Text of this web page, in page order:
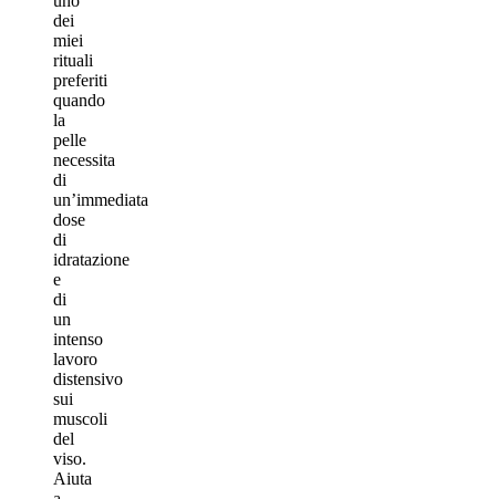
dei
miei
rituali
preferiti
quando
la
pelle
necessita
di
un’immediata
dose
di
idratazione
e
di
un
intenso
lavoro
distensivo
sui
muscoli
del
viso.
Aiuta